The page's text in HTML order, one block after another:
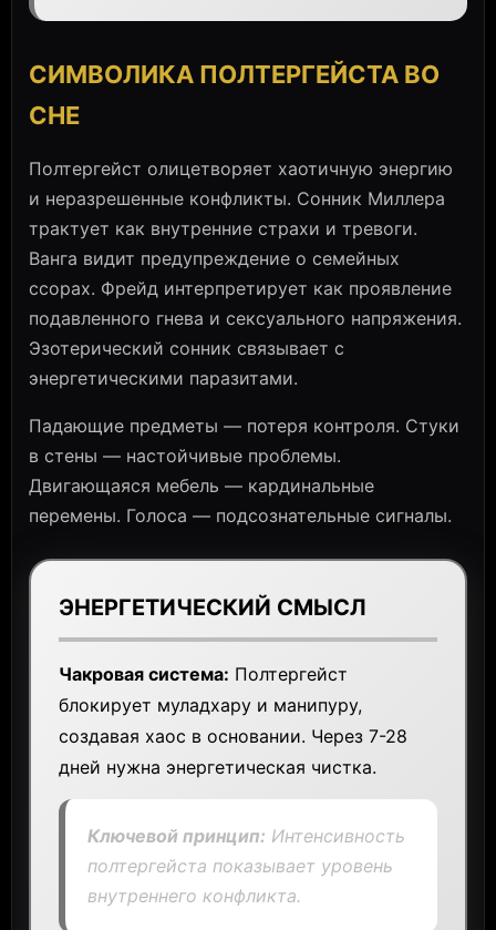
СИМВОЛИКА ПОЛТЕРГЕЙСТА ВО
СНЕ
Полтергейст олицетворяет хаотичную энергию
и неразрешенные конфликты. Сонник Миллера
трактует как внутренние страхи и тревоги.
Ванга видит предупреждение о семейных
ссорах. Фрейд интерпретирует как проявление
подавленного гнева и сексуального напряжения.
Эзотерический сонник связывает с
энергетическими паразитами.
Падающие предметы — потеря контроля. Стуки
в стены — настойчивые проблемы.
Двигающаяся мебель — кардинальные
перемены. Голоса — подсознательные сигналы.
ЭНЕРГЕТИЧЕСКИЙ СМЫСЛ
Чакровая система: Полтергейст
блокирует муладхару и манипуру,
создавая хаос в основании. Через 7-28
дней нужна энергетическая чистка.
Ключевой принцип: Интенсивность
полтергейста показывает уровень
внутреннего конфликта.